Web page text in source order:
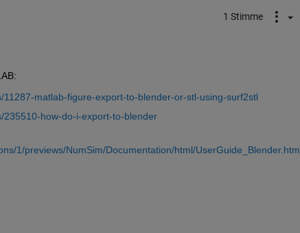
1 Stimme
matlab-figure-export-to-blender-or-stl-using-surf2stl
how-do-i-export-to-blender
1/previews/NumSim/Documentation/html/UserGuide_Blender.htm